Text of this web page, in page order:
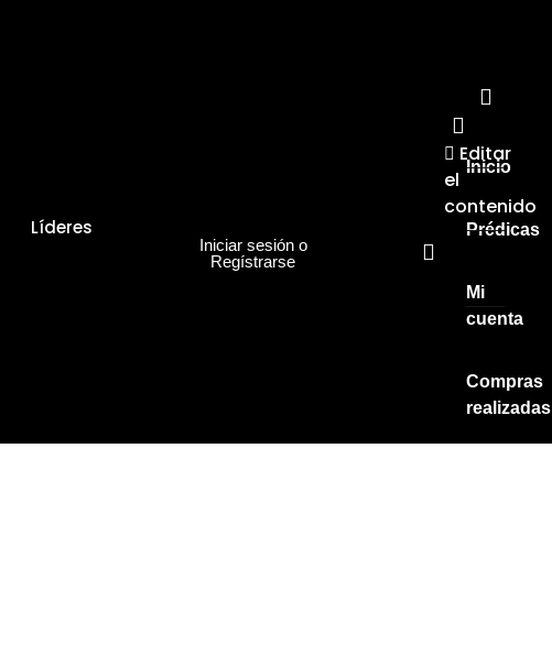
Líderes
Iniciar sesión o
Regístrarse
Editar
el
contenido
Inicio
Prédicas
Mi
cuenta
Compras
realizadas